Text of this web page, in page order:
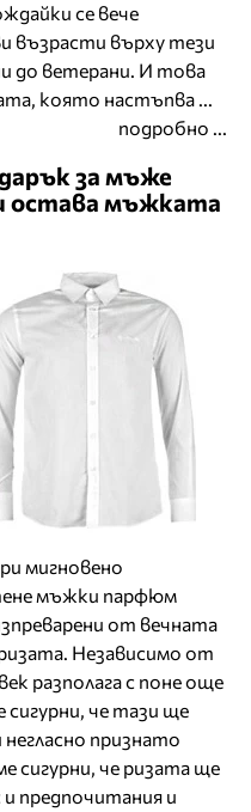
се вече
възрасти върху тези
до ветерани. И това
която настъпва ...
подробно ...
за мъже
остава мъжката
мигновено
мъжки парфюм
от вечната
Независимо от
разполага с поне още
сигурни, че тази ще
признато
сигурни, че ризата ще
и предпочитания и